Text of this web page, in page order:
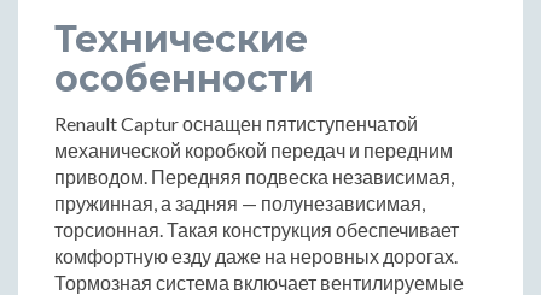
Технические
особенности
Renault Captur оснащен пятиступенчатой
механической коробкой передач и передним
приводом. Передняя подвеска независимая,
пружинная, а задняя — полунезависимая,
торсионная. Такая конструкция обеспечивает
комфортную езду даже на неровных дорогах.
Тормозная система включает вентилируемые